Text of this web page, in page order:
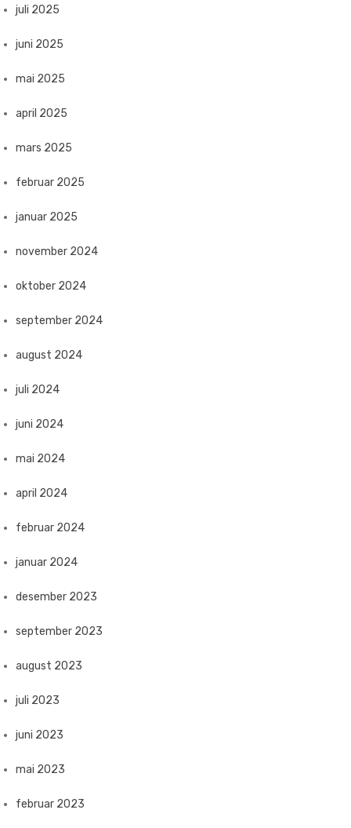
juli 2025
juni 2025
mai 2025
april 2025
mars 2025
februar 2025
januar 2025
november 2024
oktober 2024
september 2024
august 2024
juli 2024
juni 2024
mai 2024
april 2024
februar 2024
januar 2024
desember 2023
september 2023
august 2023
juli 2023
juni 2023
mai 2023
februar 2023